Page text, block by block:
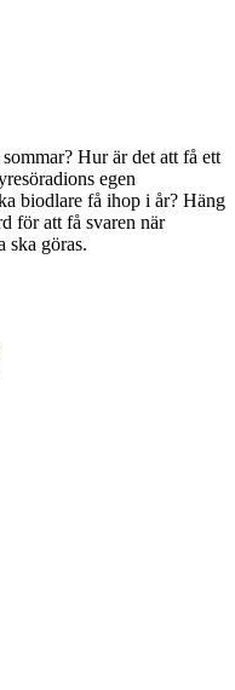
Hur är det att få ett
egen
biodlare få ihop i år? Häng
för att få svaren när
ska göras.